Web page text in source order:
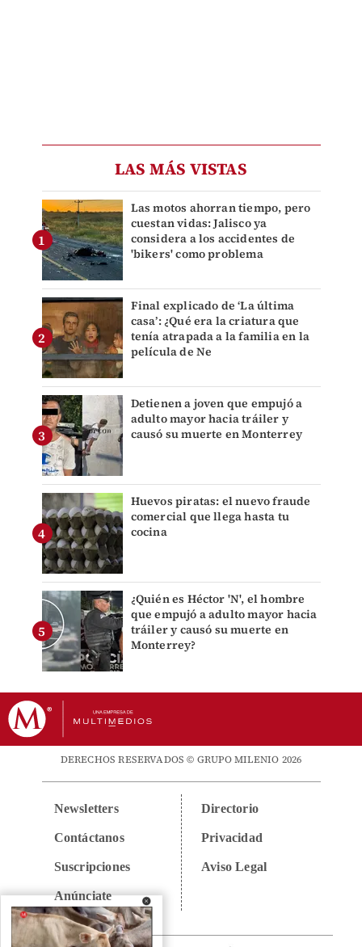
LAS MÁS VISTAS
Las motos ahorran tiempo, pero
cuestan vidas: Jalisco ya
considera a los accidentes de
'bikers' como problema
Final explicado de ‘La última
casa’: ¿Qué era la criatura que
tenía atrapada a la familia en la
película de Ne
Detienen a joven que empujó a
adulto mayor hacia tráiler y
causó su muerte en Monterrey
Huevos piratas: el nuevo fraude
comercial que llega hasta tu
cocina
¿Quién es Héctor 'N', el hombre
que empujó a adulto mayor hacia
tráiler y causó su muerte en
Monterrey?
DERECHOS RESERVADOS © GRUPO MILENIO 2026
Newsletters
Contáctanos
Suscripciones
Anúnciate
Directorio
Privacidad
Aviso Legal